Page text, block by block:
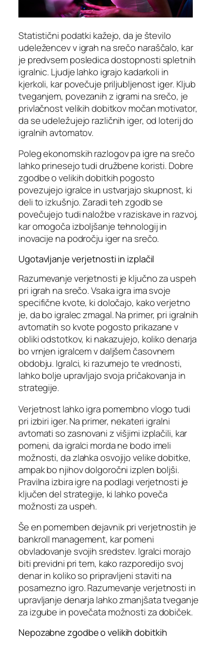
Statistični podatki kažejo, da je število
udeležencev v igrah na srečo naraščalo, kar
je predvsem posledica dostopnosti spletnih
igralnic. Ljudje lahko igrajo kadarkoli in
kjerkoli, kar povečuje priljubljenost iger. Kljub
tveganjem, povezanih z igrami na srečo, je
privlačnost velikih dobitkov močan motivator,
da se udeležujejo različnih iger, od loterij do
igralnih avtomatov.
Poleg ekonomskih razlogov pa igre na srečo
lahko prinesejo tudi družbene koristi. Dobre
zgodbe o velikih dobitkih pogosto
povezujejo igralce in ustvarjajo skupnost, ki
deli to izkušnjo. Zaradi teh zgodb se
povečujejo tudi naložbe v raziskave in razvoj,
kar omogoča izboljšanje tehnologij in
inovacije na področju iger na srečo.
Ugotavljanje verjetnosti in izplačil
Razumevanje verjetnosti je ključno za uspeh
pri igrah na srečo. Vsaka igra ima svoje
specifične kvote, ki določajo, kako verjetno
je, da bo igralec zmagal. Na primer, pri igralnih
avtomatih so kvote pogosto prikazane v
obliki odstotkov, ki nakazujejo, koliko denarja
bo vrnjen igralcem v daljšem časovnem
obdobju. Igralci, ki razumejo te vrednosti,
lahko bolje upravljajo svoja pričakovanja in
strategije.
Verjetnost lahko igra pomembno vlogo tudi
pri izbiri iger. Na primer, nekateri igralni
avtomati so zasnovani z višjimi izplačili, kar
pomeni, da igralci morda ne bodo imeli
možnosti, da zlahka osvojijo velike dobitke,
ampak bo njihov dolgoročni izplen boljši.
Pravilna izbira igre na podlagi verjetnosti je
ključen del strategije, ki lahko poveča
možnosti za uspeh.
Še en pomemben dejavnik pri verjetnostih je
bankroll management, kar pomeni
obvladovanje svojih sredstev. Igralci morajo
biti previdni pri tem, kako razporedijo svoj
denar in koliko so pripravljeni staviti na
posamezno igro. Razumevanje verjetnosti in
upravljanje denarja lahko zmanjšata tveganje
za izgube in povečata možnosti za dobiček.
Nepozabne zgodbe o velikih dobitkih